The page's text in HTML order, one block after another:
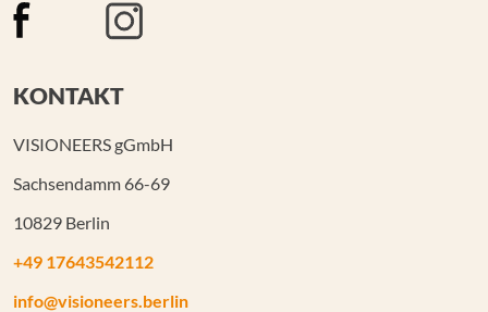
KONTAKT
VISIONEERS gGmbH
Sachsendamm 66-69
10829 Berlin
+49 17643542112
info@visioneers.berlin